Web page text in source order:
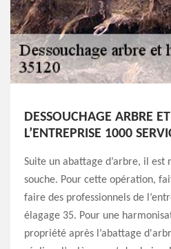
DESSOUCHAGE ARBRE
L’ENTREPRISE 1000
Suite un abattage d’arbre, il est
souche. Pour cette opération,
faire des professionnels de
élagage 35. Pour une
propriété après l’abattage